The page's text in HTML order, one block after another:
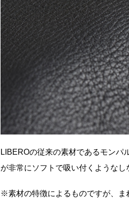
LIBEROの従来の素材であるモンパ
が非常にソフトで吸い付くようなし
※素材の特徴によるものですが、ま